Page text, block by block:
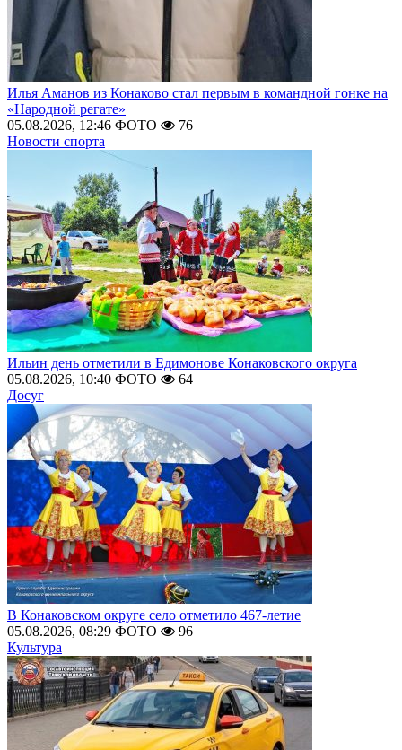
Илья Аманов из Конаково стал первым в командной гонке на
«Народной регате»
05.08.2026, 12:46 ФОТО
76
Новости спорта
Ильин день отметили в Едимонове Конаковского округа
05.08.2026, 10:40 ФОТО
64
Досуг
В Конаковском округе село отметило 467-летие
05.08.2026, 08:29 ФОТО
96
Культура